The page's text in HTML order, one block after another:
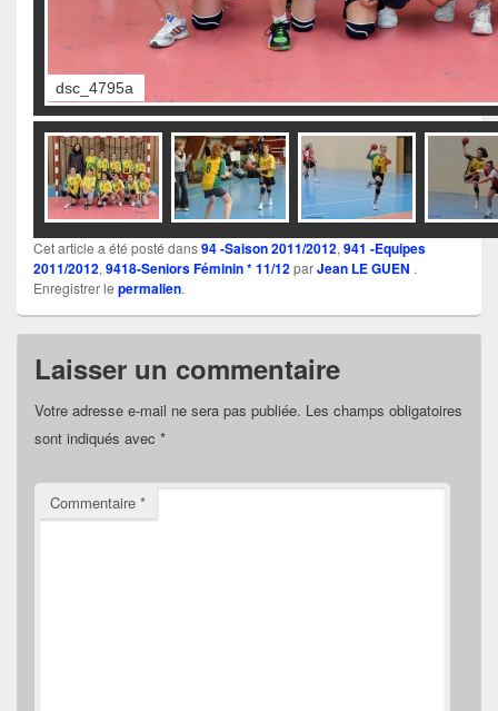
Cet article a été posté dans94 -Saison 2011/2012, 941 -Equipes
2011/2012, 9418-Seniors Féminin * 11/12parJean LE GUEN .
Enregistrer le permalien.
Laisser un commentaire
Votre adresse e-mail ne sera pas publiée. Les champs obligatoires
sont indiqués avec *
Commentaire *